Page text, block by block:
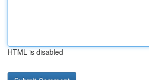
HTML is disabled